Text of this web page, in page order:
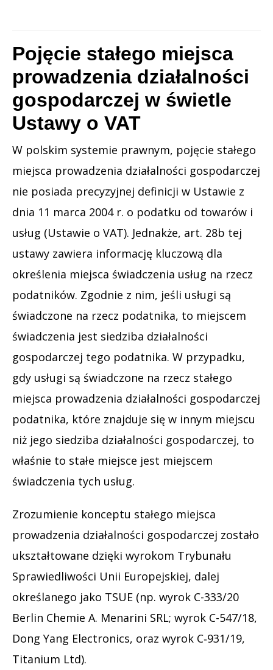
Pojęcie stałego miejsca
prowadzenia działalności
gospodarczej w świetle
Ustawy o VAT
W polskim systemie prawnym, pojęcie stałego
miejsca prowadzenia działalności gospodarczej
nie posiada precyzyjnej definicji w Ustawie z
dnia 11 marca 2004 r. o podatku od towarów i
usług (Ustawie o VAT). Jednakże, art. 28b tej
ustawy zawiera informację kluczową dla
określenia miejsca świadczenia usług na rzecz
podatników. Zgodnie z nim, jeśli usługi są
świadczone na rzecz podatnika, to miejscem
świadczenia jest siedziba działalności
gospodarczej tego podatnika. W przypadku,
gdy usługi są świadczone na rzecz stałego
miejsca prowadzenia działalności gospodarczej
podatnika, które znajduje się w innym miejscu
niż jego siedziba działalności gospodarczej, to
właśnie to stałe miejsce jest miejscem
świadczenia tych usług.
Zrozumienie konceptu stałego miejsca
prowadzenia działalności gospodarczej zostało
ukształtowane dzięki wyrokom Trybunału
Sprawiedliwości Unii Europejskiej, dalej
określanego jako TSUE (np. wyrok C-333/20
Berlin Chemie A. Menarini SRL; wyrok C-547/18,
Dong Yang Electronics, oraz wyrok C‑931/19,
Titanium Ltd).